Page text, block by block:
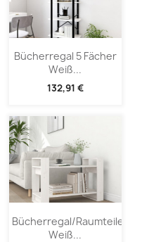
Bücherregal 5 Fächer
Weiß...
132,91 €
Bücherregal/Raumteiler
Weiß...